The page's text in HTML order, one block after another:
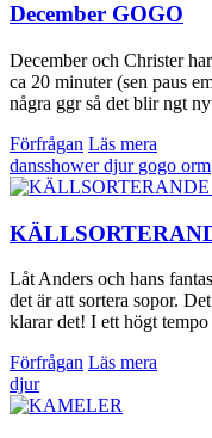
December GOGO
December och Christer
ca 20 minuter (sen paus
några ggr så det blir ngt
Förfrågan Läs mera
dansshowerdjur gogo orm
Låt Anders och hans
det är att sortera sopor.
klarar det! I ett högt
Förfrågan Läs mera
djur